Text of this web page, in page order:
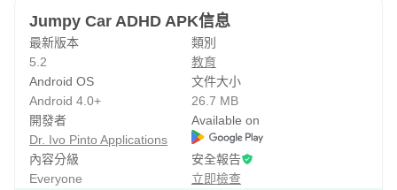
Jumpy Car ADHD APK信息
最新版本
5.2
類別
教育
Android OS
Android 4.0+
文件大小
26.7 MB
開發者
Dr. Ivo Pinto Applications
Available on
內容分級
Everyone
安全報告
立即檢查